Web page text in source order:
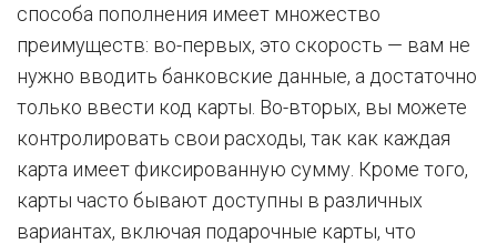
способа пополнения имеет множество
преимуществ: во-первых, это скорость — вам не
нужно вводить банковские данные, а достаточно
только ввести код карты. Во-вторых, вы можете
контролировать свои расходы, так как каждая
карта имеет фиксированную сумму. Кроме того,
карты часто бывают доступны в различных
вариантах, включая подарочные карты, что